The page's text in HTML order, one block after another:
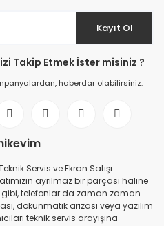
Kayıt Ol
Takip Etmek İster misiniz ?
haberdar olabilirsiniz.
Servis ve Ekran Satışı
ayrılmaz bir parçası haline
telefonlar da zaman zaman
dokunmatik arızası veya yazılım
teknik servis arayışına